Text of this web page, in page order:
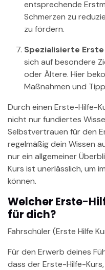
entsprechende
Schmerzen zu
zu fördern.
Spezialisierte
sich auf besondere
oder Ältere. Hier
Maßnahmen und
Durch einen Erste-Hilfe-
nicht nur fundiertes
Selbstvertrauen für den
regelmäßig dein Wissen
nur ein allgemeiner
Kurs ist unerlässlich, um
können.
Welcher Erste-
für dich?
Fahrschüler (Erste Hilfe
Für den Erwerb deines
dass der Erste-Hilfe-